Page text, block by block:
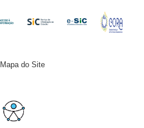
Mapa do Site